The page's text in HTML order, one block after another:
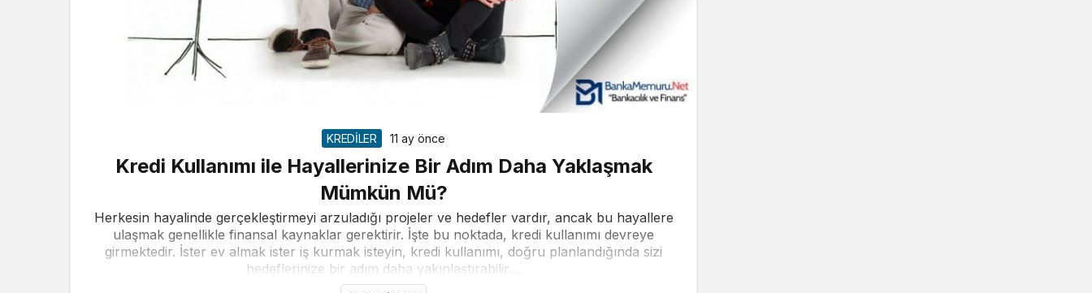
KREDİLER 11 ay önce
Kredi Kullanımı ile Hayallerinize Bir Adım Daha Yaklaşmak
Mümkün Mü?
Herkesin hayalinde gerçekleştirmeyi arzuladığı projeler ve hedefler vardır, ancak bu hayallere
ulaşmak genellikle finansal kaynaklar gerektirir. İşte bu noktada, kredi kullanımı devreye
girmektedir. İster ev almak ister iş kurmak isteyin, kredi kullanımı, doğru planlandığında sizi
hedeflerinize bir adım daha yakınlaştırabilir....